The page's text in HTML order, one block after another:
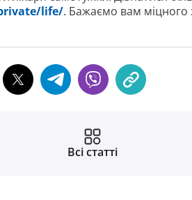
life/. Бажаємо вам міцного
Всі статті